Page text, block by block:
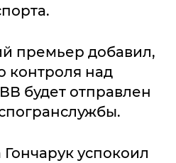
премьер добавил,
контроля над
будет отправлен
успокоил